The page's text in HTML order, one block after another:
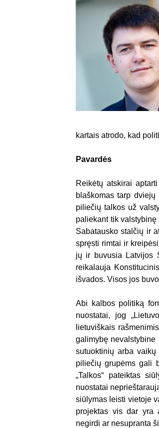
kartais atrodo, kad
Pavardės
Reikėtų atskirai
blaškomas tarp
piliečių talkos už
paliekant tik
Sabatausko stalčių ir
spręsti rimtai ir
jų ir buvusia Latvijos
reikalauja
išvados. Visos jos
Abi kalbos politiką
nuostatai, jog
lietuviškais
galimybę
sutuoktinių arba
piliečių grupėms gali
„Talkos“ pateiktas
nuostatai
siūlymas leisti vietoje
projektas vis dar yra
negirdi ar nesupranta